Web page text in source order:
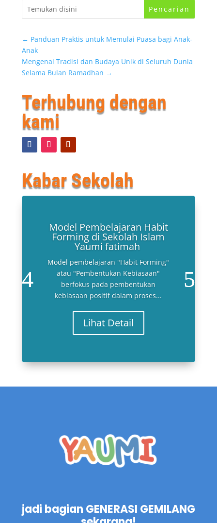
← Panduan Praktis untuk Memulai Puasa bagi Anak-
Anak
Mengenal Tradisi dan Budaya Unik di Seluruh Dunia
Selama Bulan Ramadhan →
Terhubung dengan
kami
Kabar Sekolah
Model Pembelajaran Habit
Forming di Sekolah Islam
Yaumi fatimah
Model pembelajaran "Habit Forming"
atau "Pembentukan Kebiasaan"
berfokus pada pembentukan
kebiasaan positif dalam proses...
Lihat Detail
jadi bagian GENERASI GEMILANG